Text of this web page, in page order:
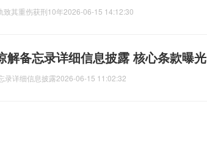
致其重伤获刑10年2026-06-15 14:12:30
解备忘录详细信息披露 核心条款曝光
录详细信息披露2026-06-15 11:02:32